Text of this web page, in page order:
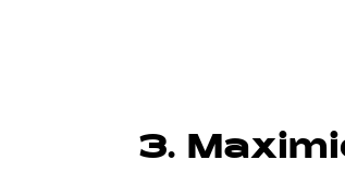
3.